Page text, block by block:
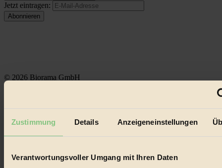
Zustimmung Details Anzeigeneinstellungen
Verantwortungsvoller Umgang mit Ihren Daten
Jetzt eintragen:
© 2026 Biorama GmbH
Biorama steht für einen nachhaltigen Lebensstil und bewussten
Lebenswandel. Es ist eine moderne Plattform für Ideen, Menschen
Handels mit Bioprodukten, des Fair-Trade sowie der Branche